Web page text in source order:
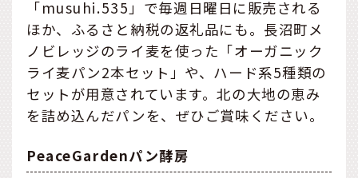
「musuhi.535」で毎週日曜日に販売される
ほか、ふるさと納税の返礼品にも。長沼町メ
ノビレッジのライ麦を使った「オーガニック
ライ麦パン2本セット」や、ハード系5種類の
セットが用意されています。北の大地の恵み
を詰め込んだパンを、ぜひご賞味ください。
PeaceGardenパン酵房